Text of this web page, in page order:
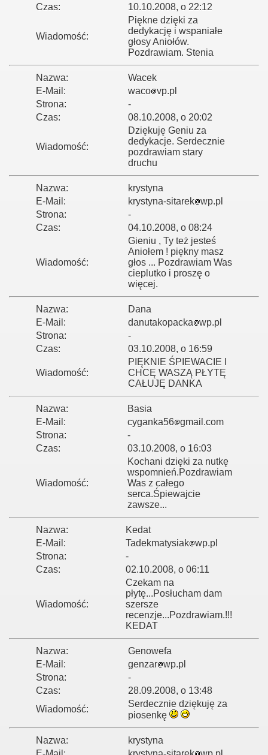
Czas:
10.10.2008, o 22:12
Wiadomość:
Piękne dzięki za
dedykację i wspaniałe
głosy Aniołów.
Pozdrawiam. Stenia
Nazwa:
Wacek
E-Mail:
waco vp.pl
Strona:
-
Czas:
08.10.2008, o 20:02
Wiadomość:
Dziękuję Geniu za
dedykacje. Serdecznie
pozdrawiam stary
druchu
Nazwa:
krystyna
E-Mail:
krystyna-sitarek wp.pl
Strona:
-
Czas:
04.10.2008, o 08:24
Wiadomość:
Gieniu , Ty też jesteś
Aniołem ! piękny masz
głos ... Pozdrawiam Was
cieplutko i proszę o
więcej.
Nazwa:
Dana
E-Mail:
danutakopacka
wp.pl
Strona:
-
Czas:
03.10.2008, o 16:59
Wiadomość:
PIĘKNIE ŚPIEWACIE I
CHCĘ WASZĄ PŁYTĘ
CAŁUJĘ DANKA
Nazwa:
Basia
E-Mail:
cyganka56 gmail.com
Strona:
-
Czas:
03.10.2008, o 16:03
Wiadomość:
Kochani dzięki za nutkę
wspomnień.Pozdrawiam
Was z całego
serca.Śpiewajcie
zawsze...
Nazwa:
Kedat
E-Mail:
Tadekmatysiak wp.pl
Strona:
-
Czas:
02.10.2008, o 06:11
Wiadomość:
Czekam na
płytę...Posłucham dam
szersze
recenzje...Pozdrawiam.!!!
KEDAT
Nazwa:
Genowefa
E-Mail:
genzar wp.pl
Strona:
-
Czas:
28.09.2008, o 13:48
Wiadomość:
Serdecznie dziękuję za
piosenkę
Nazwa:
krystyna